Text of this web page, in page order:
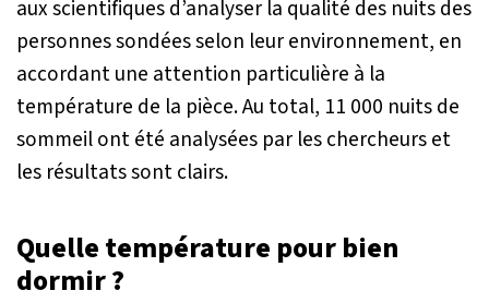
aux scientifiques d’analyser la qualité des nuits des
personnes sondées selon leur environnement, en
accordant une attention particulière à la
température de la pièce. Au total, 11 000 nuits de
sommeil ont été analysées par les chercheurs et
les résultats sont clairs.
Quelle température pour bien
dormir ?